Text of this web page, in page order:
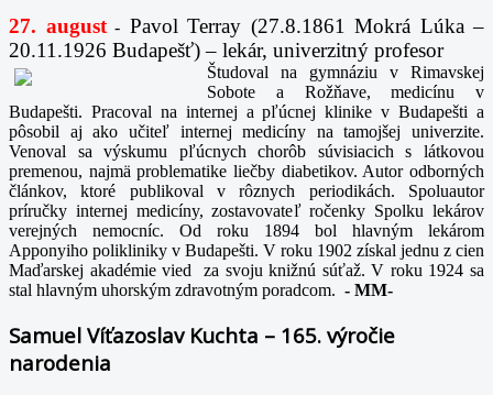
27. august- Pavol Terray (27.8.1861 Mokrá Lúka –
20.11.1926 Budapešť) – lekár, univerzitný profesor
Študoval na gymnáziu v Rimavskej
Sobote a Rožňave, medicínu v
Budapešti. Pracoval na internej a pľúcnej klinike v Budapešti a
pôsobil aj ako učiteľ internej medicíny na tamojšej univerzite.
Venoval sa výskumu pľúcnych chorôb súvisiacich s látkovou
premenou, najmä problematike liečby diabetikov. Autor odborných
článkov, ktoré publikoval v rôznych periodikách. Spoluautor
príručky internej medicíny, zostavovateľ ročenky Spolku lekárov
verejných nemocníc. Od roku 1894 bol hlavným lekárom
Apponyiho polikliniky v Budapešti. V roku 1902 získal jednu z cien
Maďarskej akadémie vied za svoju knižnú súťaž. V roku 1924 sa
stal hlavným uhorským zdravotným poradcom. - MM-
Samuel Víťazoslav Kuchta – 165. výročie
narodenia